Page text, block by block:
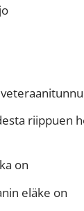
riippuen
on
eläke on